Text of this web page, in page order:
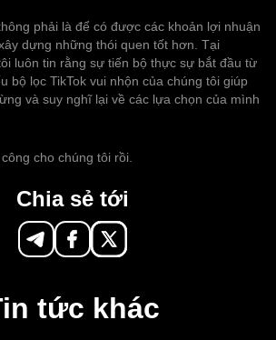
phải là để có được các khoản lợi nhuận
dựng những thói quen tốt hơn. Tại
luôn tin rằng sự tiến bộ thực sự bắt đầu từ
bộ lọc TikTok vui nhộn của chúng tôi giúp
và suy nghĩ lại về các lựa chọn của mình
cho chúng tôi rồi.
Chia sẻ tới
tức khác